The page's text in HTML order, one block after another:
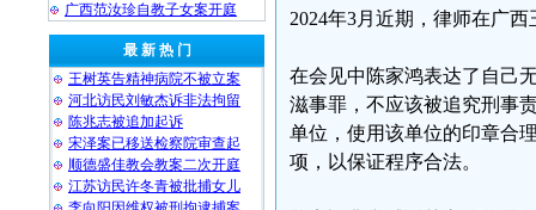
广西范汝珍自教子女案开庭
最 新 热 门
王树英告精神病院不被立案
河北访民刘敏杰诉非法拘留
陈兆志被追加起诉
宋泽案已移送检察院审查起
顺德盛佳教会教案二次开庭
江苏访民许冬青被批捕女儿
2024年3月近期，律师在广
在会见中陈家鸿表达了自己
滋事罪，不应该被追究刑事
单位，使用该单位的印章合
项，以保证程序合法。